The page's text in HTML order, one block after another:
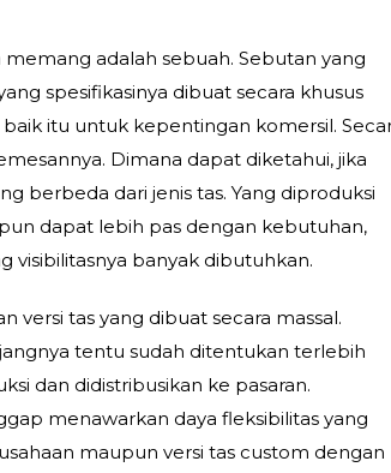
adalah sebuah. Sebutan yang
spesifikasinya dibuat secara khusus
itu untuk kepentingan komersil.
Dimana dapat diketahui, jika
berbeda dari jenis tas. Yang diproduksi
dapat lebih pas dengan kebutuhan,
visibilitasnya banyak dibutuhkan.
versi tas yang dibuat secara massal.
tentu sudah ditentukan terlebih
dan didistribusikan ke pasaran.
menawarkan daya fleksibilitas yang
maupun versi tas custom dengan